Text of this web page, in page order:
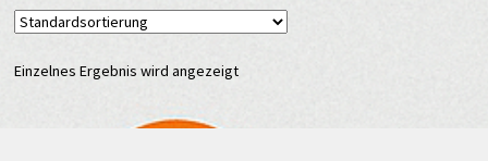
Einzelnes Ergebnis wird angezeigt